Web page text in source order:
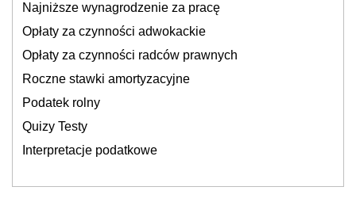
Najniższe wynagrodzenie za pracę
Opłaty za czynności adwokackie
Opłaty za czynności radców prawnych
Roczne stawki amortyzacyjne
Podatek rolny
Quizy Testy
Interpretacje podatkowe